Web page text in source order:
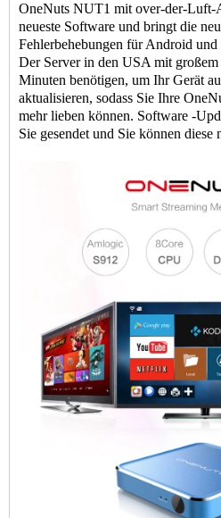
OneNuts NUT1 mit over-der-Luft-
neueste Software und bringt die
Fehlerbehebungen für Android
Der Server in den USA mit
Minuten benötigen, um Ihr Gerät
aktualisieren, sodass Sie Ihre
mehr lieben können. Software -
Sie gesendet und Sie können diese